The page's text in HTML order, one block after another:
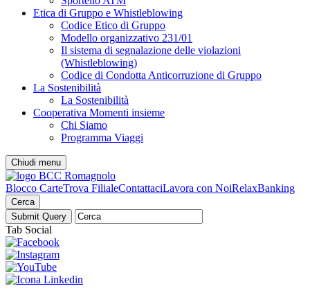
Etica di Gruppo e Whistleblowing
Codice Etico di Gruppo
Modello organizzativo 231/01
Il sistema di segnalazione delle violazioni
(Whistleblowing)
Codice di Condotta Anticorruzione di Gruppo
La Sostenibilità
La Sostenibilità
Cooperativa Momenti insieme
Chi Siamo
Programma Viaggi
Chiudi menu
Blocco CarteTrova FilialeContattaciLavora con NoiRelaxBanking
Cerca
Tab Social